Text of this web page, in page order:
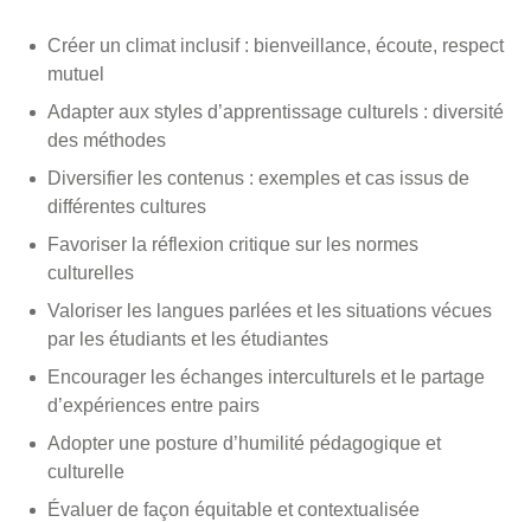
Créer un climat inclusif : bienveillance, écoute, respect
mutuel
Adapter aux styles d’apprentissage culturels : diversité
des méthodes
Diversifier les contenus : exemples et cas issus de
différentes cultures
Favoriser la réflexion critique sur les normes
culturelles
Valoriser les langues parlées et les situations vécues
par les étudiants et les étudiantes
Encourager les échanges interculturels et le partage
d’expériences entre pairs
Adopter une posture d’humilité pédagogique et
culturelle
Évaluer de façon équitable et contextualisée